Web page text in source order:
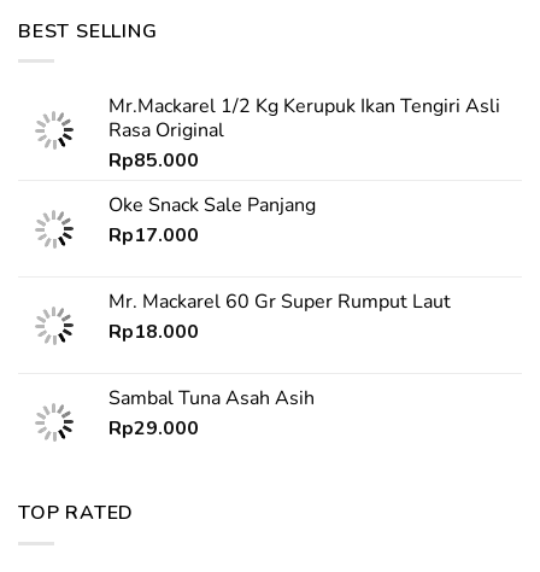
BEST SELLING
Mr.Mackarel 1/2 Kg Kerupuk Ikan Tengiri Asli
Rasa Original
Rp85.000
Oke Snack Sale Panjang
Rp17.000
Mr. Mackarel 60 Gr Super Rumput Laut
Rp18.000
Sambal Tuna Asah Asih
Rp29.000
TOP RATED